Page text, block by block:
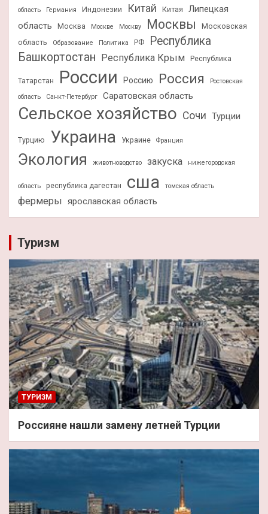
область
Германия Индонезии Китай Китая
Липецкая
область
Москва Москве Москву Москвы
Московская
область
Образование Политика РФ
Республика
Башкортостан Республика Крым Республика
Татарстан России Россию Россия
Ростовская
область
Санкт-Петербург Саратовская область
Сельское хозяйство Сочи Турции
Турцию Украина Украине Франция
Экология животноводство закуска нижегородская
область республика дагестан сша томская область
фермеры ярославская область
Туризм
ТУРИЗМ
Россияне нашли замену летней Турции